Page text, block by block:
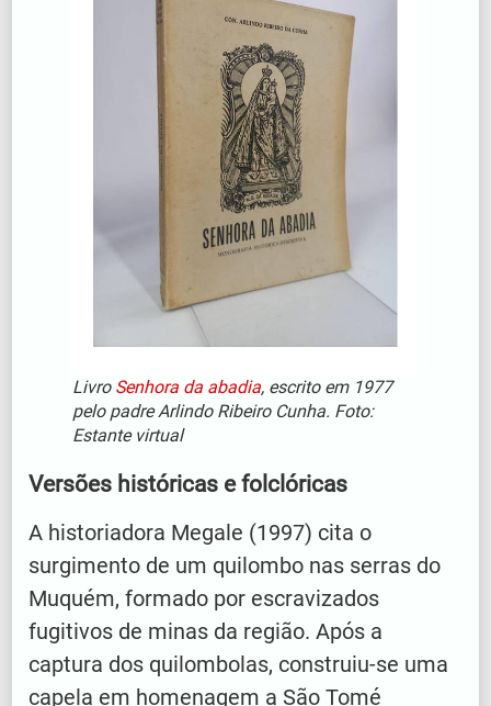
Livro Senhora da abadia, escrito em 1977
pelo padre Arlindo Ribeiro Cunha. Foto:
Estante virtual
Versões históricas e folclóricas
A historiadora Megale (1997) cita o
surgimento de um quilombo nas serras do
Muquém, formado por escravizados
fugitivos de minas da região. Após a
captura dos quilombolas, construiu-se uma
capela em homenagem a São Tomé